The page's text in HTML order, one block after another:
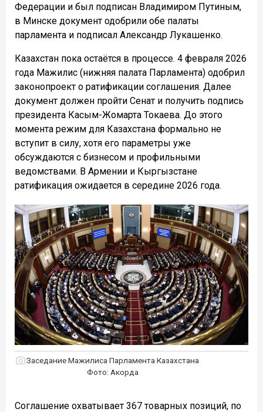
Федерации и был подписан Владимиром Путиным,
в Минске документ одобрили обе палаты
парламента и подписал Александр Лукашенко.
Казахстан пока остаётся в процессе. 4 февраля 2026
года Мажилис (нижняя палата Парламента) одобрил
законопроект о ратификации соглашения. Далее
документ должен пройти Сенат и получить подпись
президента Касым-Жомарта Токаева. До этого
момента режим для Казахстана формально не
вступит в силу, хотя его параметры уже
обсуждаются с бизнесом и профильными
ведомствами. В Армении и Кыргызстане
ратификация ожидается в середине 2026 года.
Заседание Мажилиса Парламента Казахстана
Фото: Акорда
Соглашение охватывает 367 товарных позиций, по